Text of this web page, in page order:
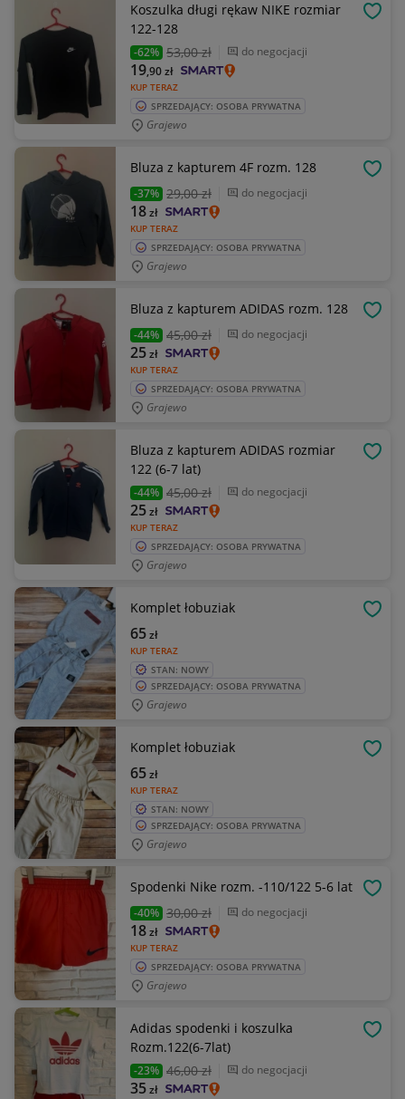
Koszulka długi rękaw NIKE rozmiar
122-128
-62% 53,00 zł do negocjacji
KUP TERAZ
19,90zł
SPRZEDAJĄCY: OSOBA PRYWATNA
Grajewo
Bluza z kapturem 4F rozm. 128
-37% 29,00 zł do negocjacji
KUP TERAZ
18zł
SPRZEDAJĄCY: OSOBA PRYWATNA
Grajewo
Bluza z kapturem ADIDAS rozm. 128
-44% 45,00 zł do negocjacji
KUP TERAZ
25zł
SPRZEDAJĄCY: OSOBA PRYWATNA
Grajewo
Bluza z kapturem ADIDAS rozmiar
122 (6-7 lat)
-44% 45,00 zł do negocjacji
KUP TERAZ
25zł
SPRZEDAJĄCY: OSOBA PRYWATNA
Grajewo
Komplet łobuziak
KUP TERAZ
65zł
STAN: NOWY
SPRZEDAJĄCY: OSOBA PRYWATNA
Grajewo
Komplet łobuziak
KUP TERAZ
65zł
STAN: NOWY
SPRZEDAJĄCY: OSOBA PRYWATNA
Grajewo
Spodenki Nike rozm. -110/122 5-6 lat
-40% 30,00 zł do negocjacji
KUP TERAZ
18zł
SPRZEDAJĄCY: OSOBA PRYWATNA
Grajewo
Adidas spodenki i koszulka
Rozm.122(6-7lat)
-23% 46,00 zł do negocjacji
35zł